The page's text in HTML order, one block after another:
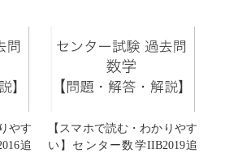
やす
追
【スマホで読む・わかりやす
い】センター数学IIB2019追